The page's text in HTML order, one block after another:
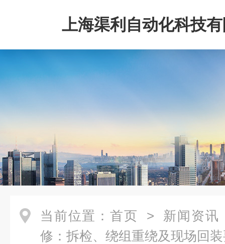
上海渠利自动化科技
当前位置： 首页 > 新闻资讯
修：拆检、绕组重绕及现场回